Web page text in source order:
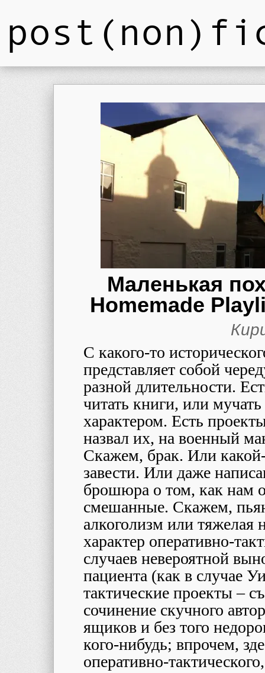
Маленькая
Homemade
С какого-то
представляет собой
разной длительности.
читать книги, или
характером. Есть
назвал их, на военный
Скажем, брак. Или
завести. Или даже
брошюра о том, как нам
смешанные. Скажем,
алкоголизм или тяжелая
характер оперативно-
случаев невероятной
пациента (как в случае
тактические проекты –
сочинение скучного
ящиков и без того
кого-нибудь; впрочем,
оперативно-